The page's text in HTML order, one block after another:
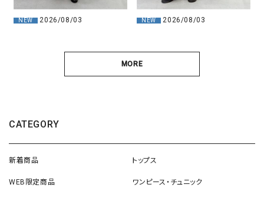
NEW 2026/08/03 NEW 2026/08/03
MORE
CATEGORY
新着商品
WEB限定商品
トップス
ワンピース・チュニック